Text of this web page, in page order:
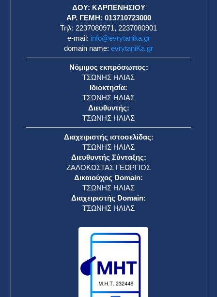
ΔΟΥ: ΚΑΡΠΕΝΗΣΙΟΥ
ΑΡ. ΓΕΜΗ: 013710723000
Τηλ: 2237080971, 2237080901
e-mail: info@evrytanika.gr
domain name: evrytaniKa.gr
Νόμιμος εκπρόσωπος:
ΤΣΩΝΗΣ ΗΛΙΑΣ
Ιδιοκτησία:
ΤΣΩΝΗΣ ΗΛΙΑΣ
Διευθυντής:
ΤΣΩΝΗΣ ΗΛΙΑΣ
Διαχειριστής ιστοσελίδας:
ΤΣΩΝΗΣ ΗΛΙΑΣ
Διευθυντής Σύνταξης:
ΖΑΛΟΚΩΣΤΑΣ ΓΕΩΡΓΙΟΣ
Δικαιούχος Domain:
ΤΣΩΝΗΣ ΗΛΙΑΣ
Διαχειριστής Domain:
ΤΣΩΝΗΣ ΗΛΙΑΣ